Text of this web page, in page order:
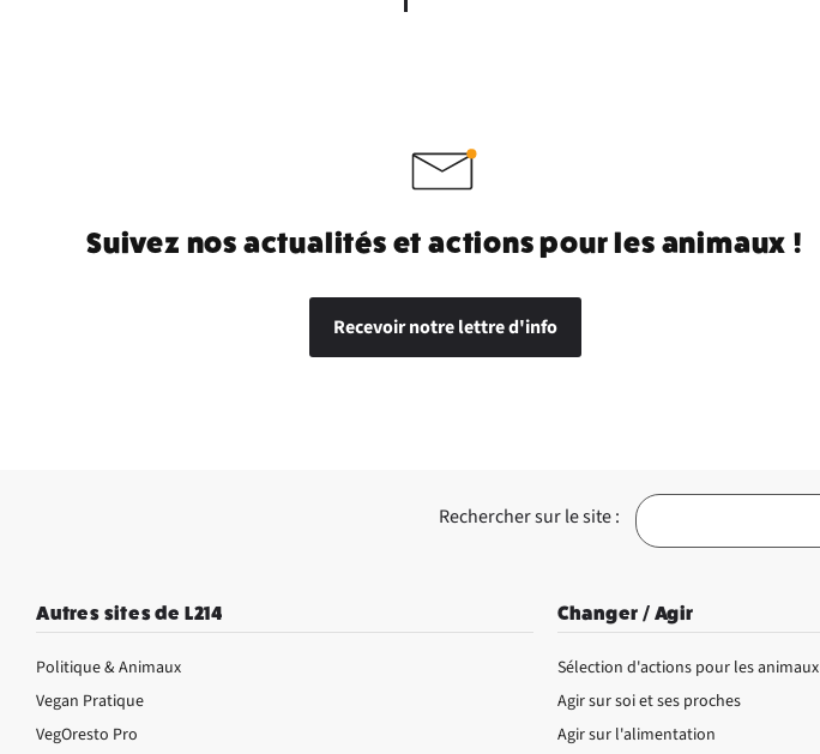
Suivez nos actualités et actions pour les animaux !
Recevoir notre lettre d'info
Rechercher sur le site :
Autres sites de L214
Politique & Animaux
Vegan Pratique
VegOresto Pro
Changer / Agir
Sélection d'actions pour les animaux
Agir sur soi et ses proches
Agir sur l'alimentation